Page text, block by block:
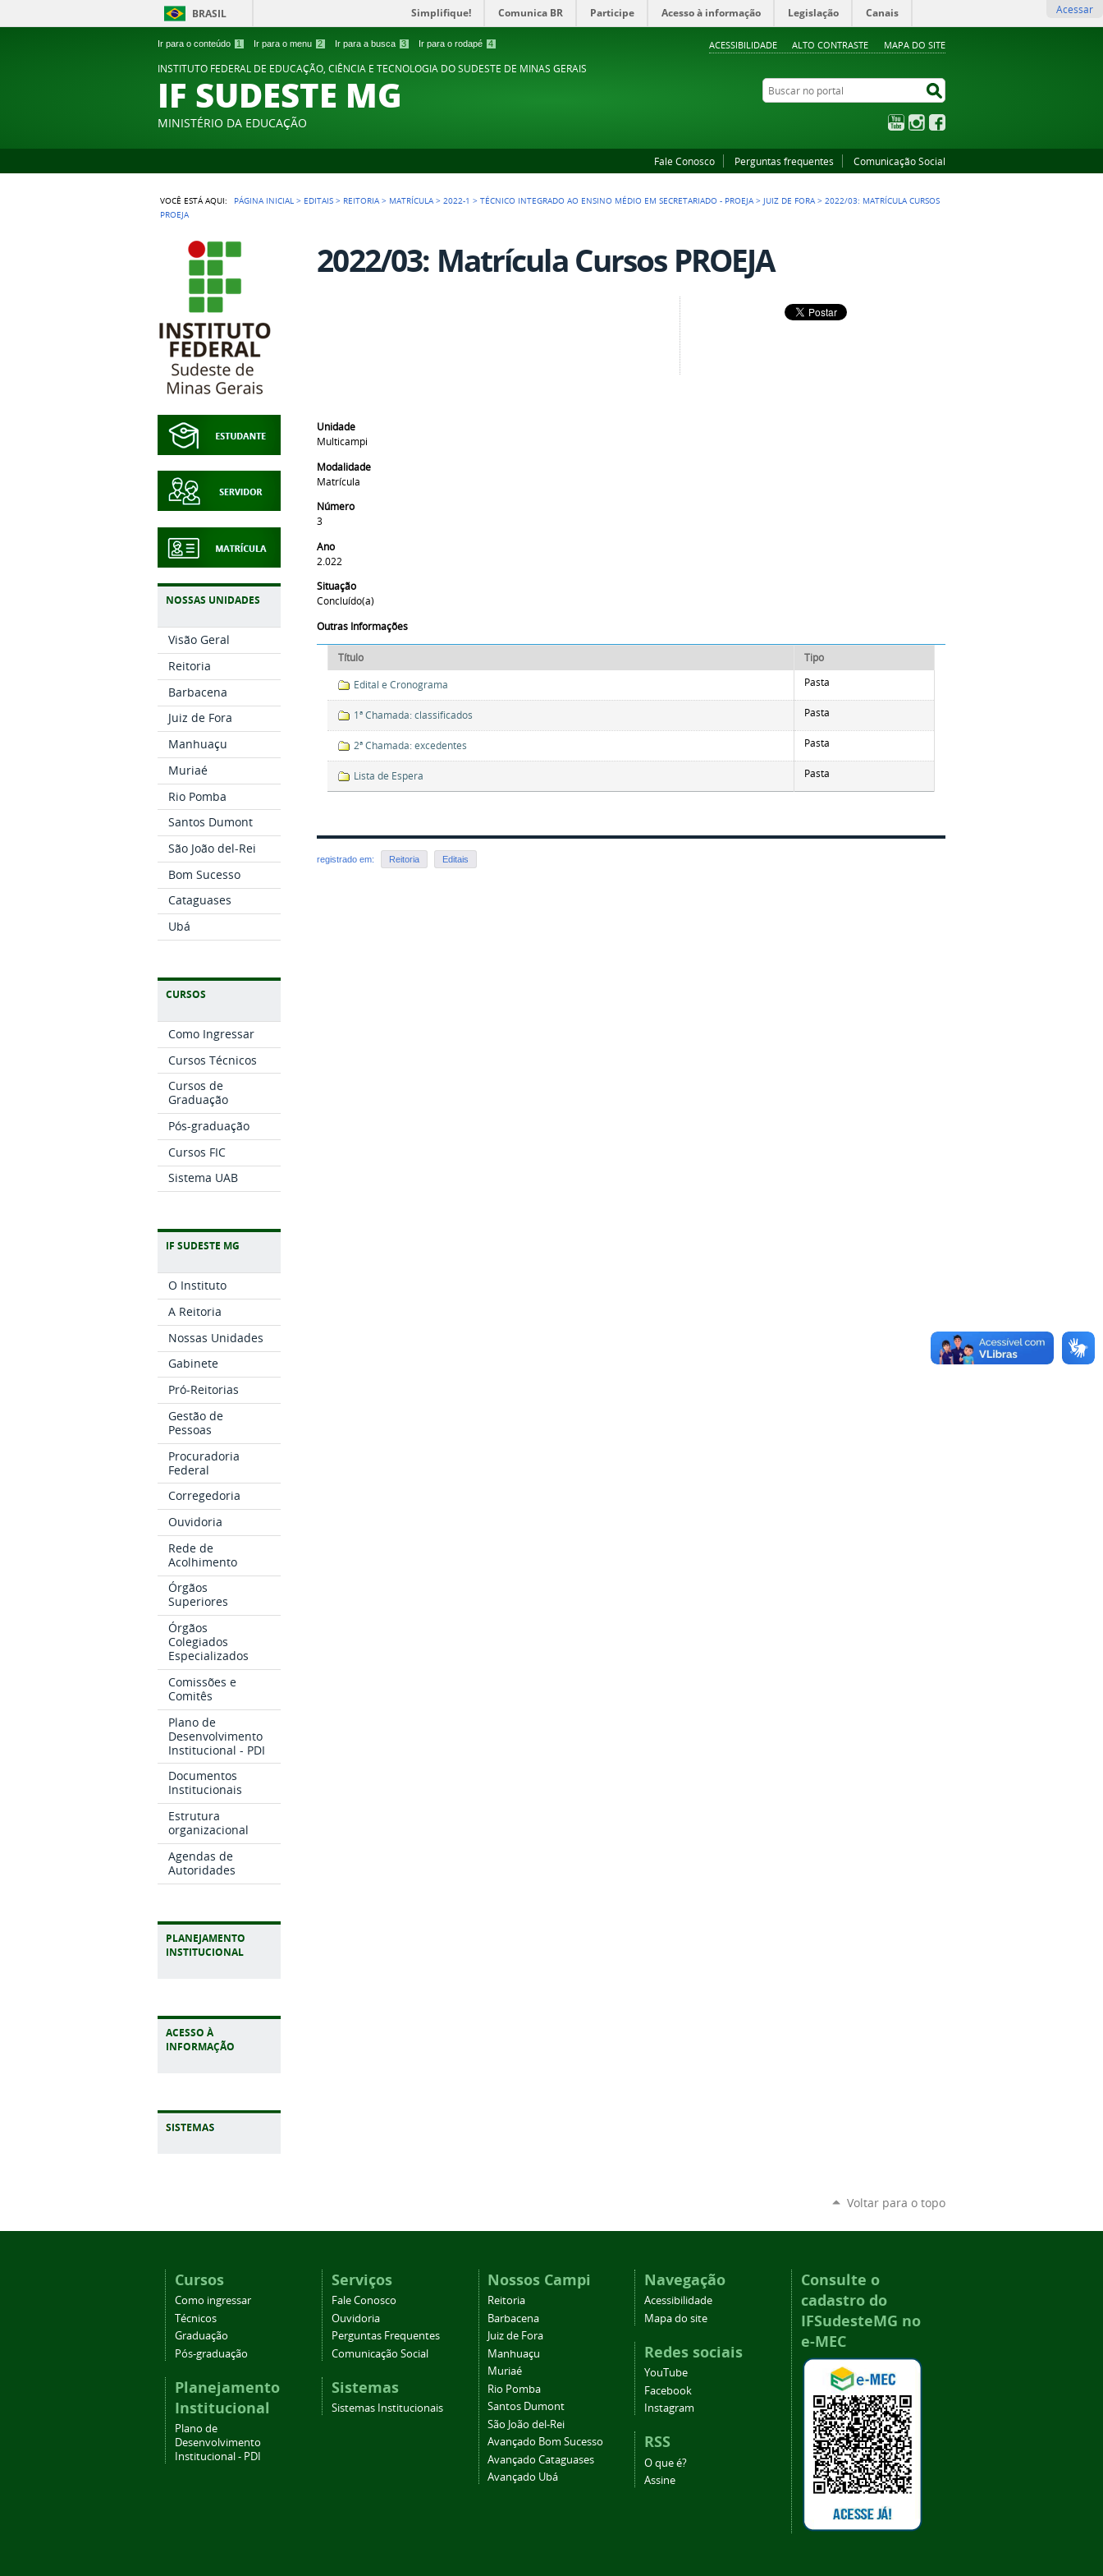
Ir para o conteúdo 1 Ir para o menu 2 Ir para a busca 3 Ir para o rodapé 4 ACESSIBILIDADE ALTO CONTRASTE MAPA DO SITE
BRASIL Simplifique! Comunica BR Participe Acesso à informação Legislação Canais Acessar
INSTITUTO FEDERAL DE EDUCAÇÃO, CIÊNCIA E TECNOLOGIA DO SUDESTE DE MINAS GERAIS
IF SUDESTE MG
MINISTÉRIO DA EDUCAÇÃO
Buscar no portal
YouTubeInstagram
Fale Conosco Perguntas frequentes Comunicação Social
VOCÊ ESTÁ AQUI: PÁGINA INICIAL > EDITAIS > REITORIA > MATRÍCULA >2022-1 >TÉCNICO INTEGRADO AO ENSINO MÉDIO EM SECRETARIADO - PROEJA > JUIZ DE FORA >2022/03: MATRÍCULA CURSOS
PROEJA
NOSSAS UNIDADES
Visão Geral
Reitoria
Barbacena
Juiz de Fora
Manhuaçu
Muriaé
Rio Pomba
Santos Dumont
São João del-Rei
Bom Sucesso
Cataguases
Ubá
CURSOS
Como Ingressar
Cursos Técnicos
Cursos de
Graduação
Pós-graduação
Cursos FIC
Sistema UAB
IF SUDESTE MG
O Instituto
A Reitoria
Nossas Unidades
Gabinete
Pró-Reitorias
Gestão de
Pessoas
Procuradoria
Federal
Corregedoria
Ouvidoria
Rede de
Acolhimento
Órgãos
Superiores
Órgãos
Colegiados
Especializados
Comissões e
Comitês
Plano de
Desenvolvimento
Institucional - PDI
Documentos
Institucionais
Estrutura
organizacional
Agendas de
Autoridades
PLANEJAMENTO
INSTITUCIONAL
ACESSO À
INFORMAÇÃO
2022/03: Matrícula Cursos PROEJA
Unidade
Multicampi
Modalidade
Matrícula
Número
3
Ano
2.022
Situação
Concluído(a)
Outras Informações
Título
Tipo
Edital e Cronograma
Pasta
1ª Chamada: classificados Pasta
2ª Chamada: excedentes Pasta
Lista de Espera Pasta
registrado em: Reitoria Editais
Voltar para o topo
Cursos
Como ingressar
Técnicos
Graduação
Pós-graduação
Planejamento
Institucional
Plano de
Desenvolvimento
Institucional - PDI
Serviços
Fale Conosco
Ouvidoria
Perguntas Frequentes
Comunicação Social
Sistemas
Sistemas Institucionais
Nossos Campi
Reitoria
Barbacena
Juiz de Fora
Manhuaçu
Muriaé
Rio Pomba
Santos Dumont
São João del-Rei
Avançado Bom Sucesso
Avançado Cataguases
Avançado Ubá
Navegação
Acessibilidade
Mapa do site
Redes sociais
YouTube
Facebook
Instagram
RSS
O que é?
Assine
Consulte o
cadastro do
IFSudesteMG no
e-MEC